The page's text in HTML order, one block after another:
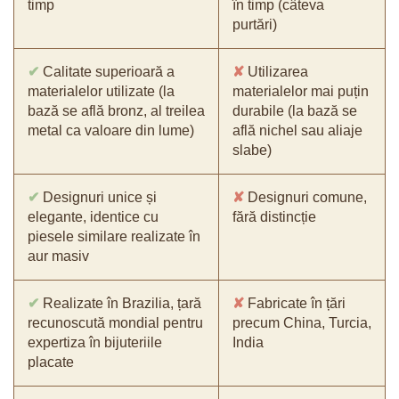
timp
în timp (câteva
purtări)
✔ Calitate superioară a
materialelor utilizate (la
bază se află bronz, al treilea
metal ca valoare din lume)
✘ Utilizarea
materialelor mai puțin
durabile (la bază se
află nichel sau aliaje
slabe)
✔ Designuri unice și
elegante, identice cu
piesele similare realizate în
aur masiv
✘ Designuri comune,
fără distincție
✔ Realizate în Brazilia, țară
recunoscută mondial pentru
expertiza în bijuteriile
placate
✘ Fabricate în țări
precum China, Turcia,
India